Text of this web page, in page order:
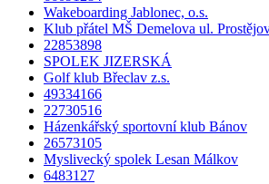
Wakeboarding Jablonec, o.s.
Klub přátel MŠ Demelova ul.
22853898
SPOLEK JIZERSKÁ
Golf klub Břeclav z.s.
49334166
22730516
Házenkářský sportovní klub Bánov
26573105
Myslivecký spolek Lesan Málkov
6483127